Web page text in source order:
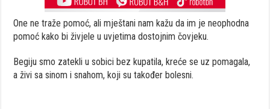
One ne traže pomoć, ali mještani nam kažu da im je neophodna
pomoć kako bi živjele u uvjetima dostojnim čovjeku.
Begiju smo zatekli u sobici bez kupatila, kreće se uz pomagala,
a živi sa sinom i snahom, koji su također bolesni.